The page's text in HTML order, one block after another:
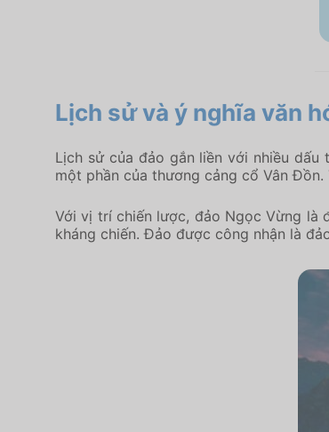
Lịch sử và ý nghĩa văn
Lịch sử của đảo gắn liền với nhiều
một phần của thương cảng cổ Vân
Với vị trí chiến lược, đảo Ngọc Vừng là
kháng chiến. Đảo được công nhận là